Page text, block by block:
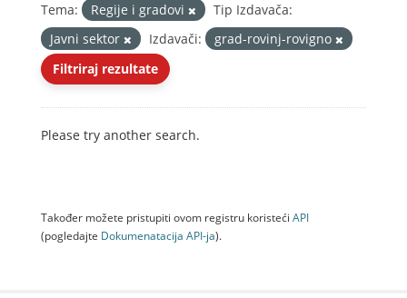
Tema:
Regije i gradovi
Tip Izdavača:
Javni sektor
Izdavači:
grad-rovinj-rovigno
Filtriraj rezultate
Please try another search.
Također možete pristupiti ovom registru koristeći API
(pogledajte Dokumenаtаcijа API-jа).